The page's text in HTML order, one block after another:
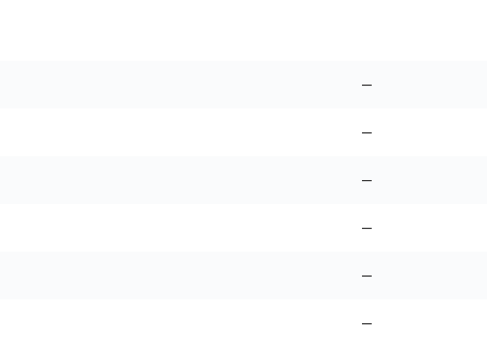
–
–
–
–
–
–